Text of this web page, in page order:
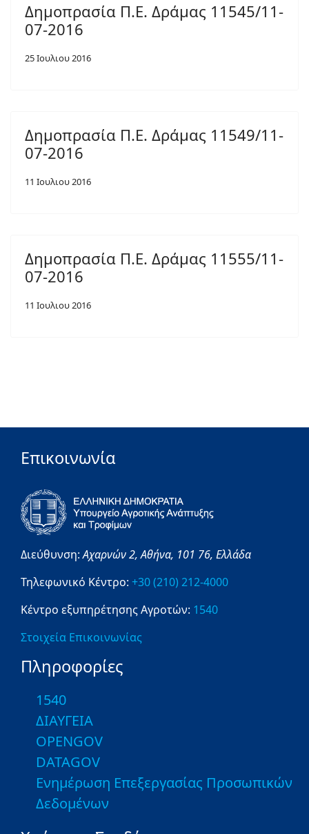
Δημοπρασία Π.Ε. Δράμας 11545/11-
07-2016
25 Ιουλιου 2016
Δημοπρασία Π.Ε. Δράμας 11549/11-
07-2016
11 Ιουλιου 2016
Δημοπρασία Π.Ε. Δράμας 11555/11-
07-2016
11 Ιουλιου 2016
Επικοινωνία
Διεύθυνση:Αχαρνών 2,Αθήνα, 101 76, Ελλάδα
Τηλεφωνικό Κέντρο: +30 (210) 212-4000
Κέντρο εξυπηρέτησης Αγροτών: 1540
Στοιχεία Επικοινωνίας
Πληροφορίες
1540
ΔΙΑΥΓΕΙΑ
OPENGOV
DATAGOV
Ενημέρωση Επεξεργασίας Προσωπικών
Δεδομένων